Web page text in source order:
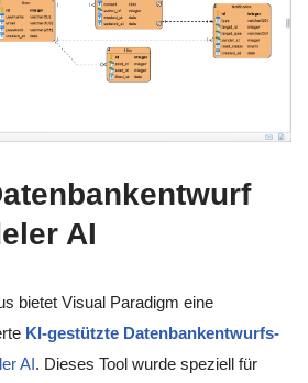
AI
bietet Visual Paradigm eine
KI-gestützte Datenbankentwurfs-
AI. Dieses Tool wurde speziell für